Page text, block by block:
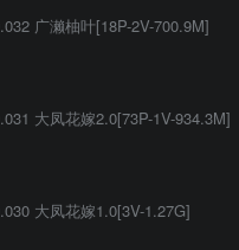
广濑柚叶[18P-2V-700.9M]
大凤花嫁2.0[73P-1V-934.3M]
大凤花嫁1.0[3V-1.27G]